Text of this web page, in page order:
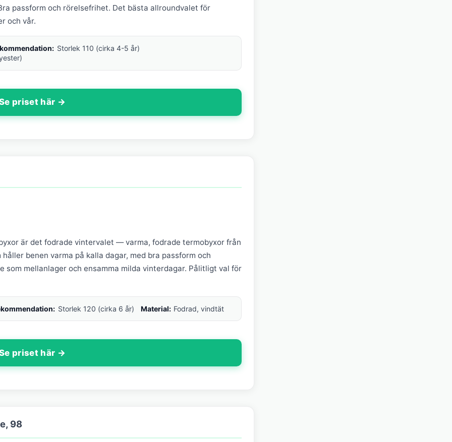
passform och rörelsefrihet. Det bästa allroundvalet för
och vår.
Storlek 110 (cirka 4-5 år)
priset här →
är det fodrade vintervalet — varma, fodrade termobyxor från
benen varma på kalla dagar, med bra passform och
som mellanlager och ensamma milda vinterdagar. Pålitligt val för
Storlek 120 (cirka 6 år) Material: Fodrad, vindtät
priset här →
98